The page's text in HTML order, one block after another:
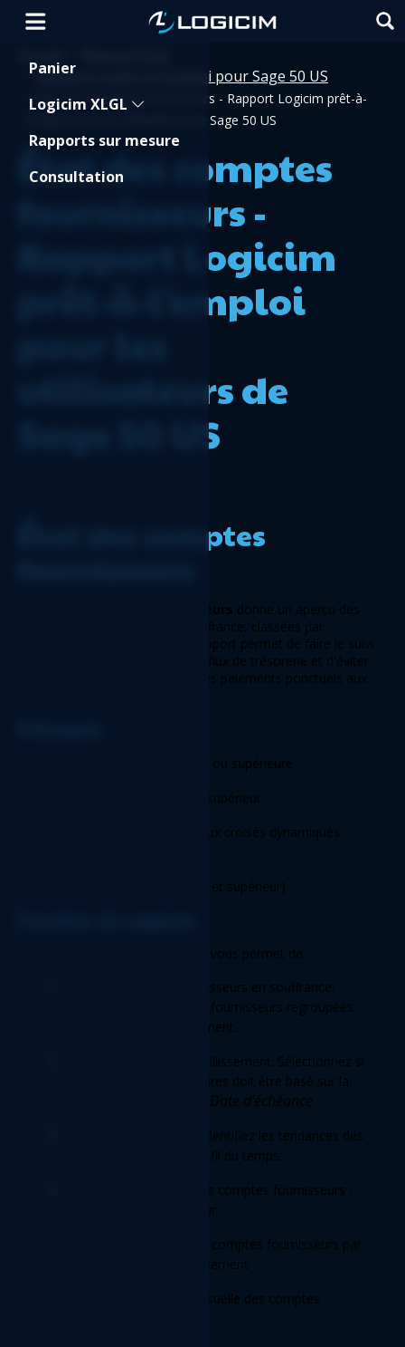
Panier
Logicim XLGL
Rapports sur mesure
Consultation
> Rapports prêts-à-l'emploi pour Sage 50 US
> État des comptes fournisseurs - Rapport Logicim prêt-à-
l'emploi pour les utilisateurs de Sage 50 US
État des comptes
fournisseurs -
Rapport Logicim
prêt-à-l'emploi
utilisateurs de
Sage 50 US
État des comptes
L'état des comptes fournisseurs donne un aperçu des
factures de fournisseurs en souffrance, classées par
périodes de vieillissement. Ce rapport permet de faire le suivi
des paiements dus, de gérer les flux de trésorerie et d'éviter
les frais de retard en assurant des paiements ponctuels aux
Logicim XLGL version 5.0 ou supérieure
Microsoft Excel 2016 ou supérieur
Connaissance des tableaux croisés dynamiques
Sage 50 US edition (2021 et supérieur)
L'état des comptes fournisseurs vous permet de:
Suivre les comptes fournisseurs en souffrance:
Visualisez les factures de fournisseurs regroupées
par périodes de vieillissement.
Choisir la méthode de vieillissement: Sélectionnez si
Date d'échéance.
Analyser les tendances: Identifiez les tendances des
comptes fournisseurs au fil du temps.
Visualiser les données des comptes fournisseurs :
Inclut des graphiques pour:
La répartition des comptes fournisseurs par
période de vieillissement
La tendance mensuelle des comptes